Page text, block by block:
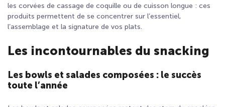
les corvées de cassage de coquille ou de cuisson longue : ces
produits permettent de se concentrer sur l’essentiel,
l’assemblage et la signature de vos plats.
Les incontournables du snacking
Les bowls et salades composées : le succès
toute l’année